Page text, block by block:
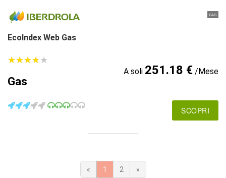
GAS
EcoIndex Web Gas
★★★★★
★★★★★
Gas
A soli 251.18 €/Mese
SCOPRI
« 1 2 »